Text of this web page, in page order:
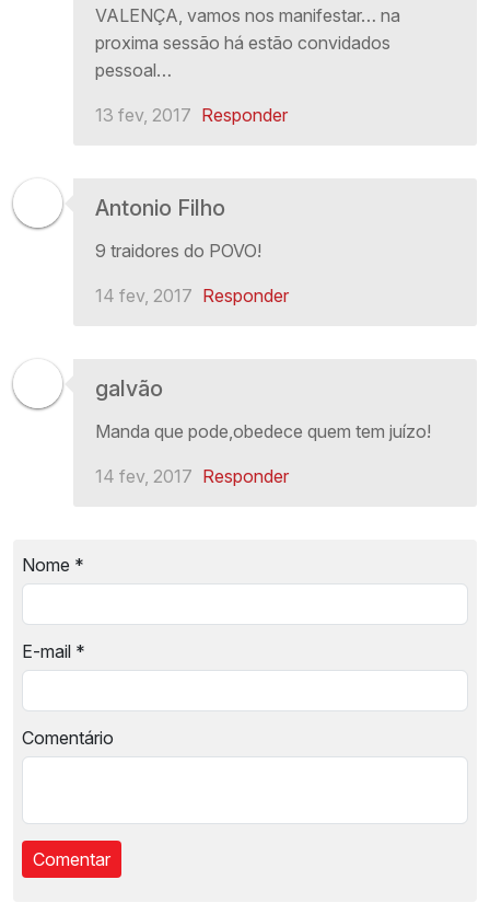
VALENÇA, vamos nos manifestar… na
proxima sessão há estão convidados
pessoal…
13 fev, 2017 Responder
Antonio Filho
9 traidores do POVO!
14 fev, 2017 Responder
galvão
Manda que pode,obedece quem tem juízo!
14 fev, 2017 Responder
Nome *
E-mail *
Comentário